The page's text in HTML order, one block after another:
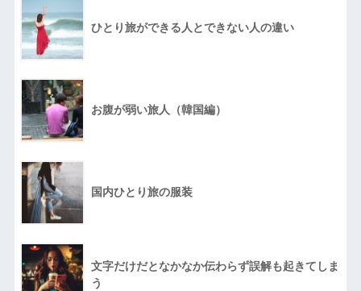
ひとり旅ができる人とできない人の違い
お腹が弱い旅人（韓国編）
国内ひとり旅の服装
文字だけだとなかなか伝わらず誤解も起きてしま
う